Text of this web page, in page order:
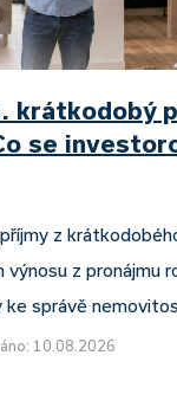
krátkodobý
se
z
z pronájmu
ke správě
10.08.2026